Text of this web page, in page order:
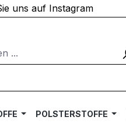
uns auf Instagram
POLSTERSTOFFE